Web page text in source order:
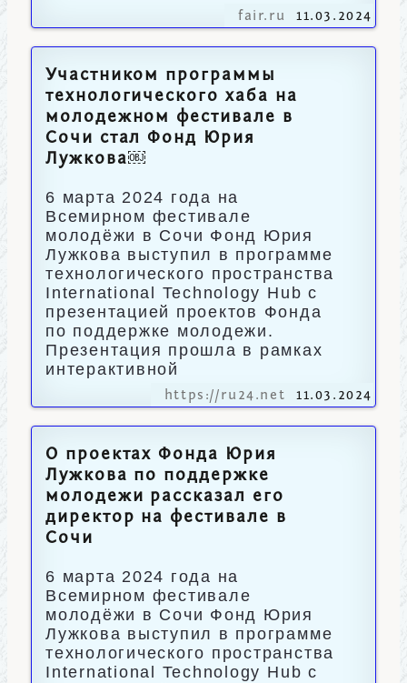
fair.ru 11.03.2024
Участником программы
технологического хаба на
молодежном фестивале в
Сочи стал Фонд Юрия
Лужкова￼
6 марта 2024 года на
Всемирном фестивале
молодёжи в Сочи Фонд Юрия
Лужкова выступил в программе
технологического пространства
International Technology Hub с
презентацией проектов Фонда
по поддержке молодежи.
Презентация прошла в рамках
интерактивной
https://ru24.net 11.03.2024
О проектах Фонда Юрия
Лужкова по поддержке
молодежи рассказал его
директор на фестивале в
Сочи
6 марта 2024 года на
Всемирном фестивале
молодёжи в Сочи Фонд Юрия
Лужкова выступил в программе
технологического пространства
International Technology Hub с